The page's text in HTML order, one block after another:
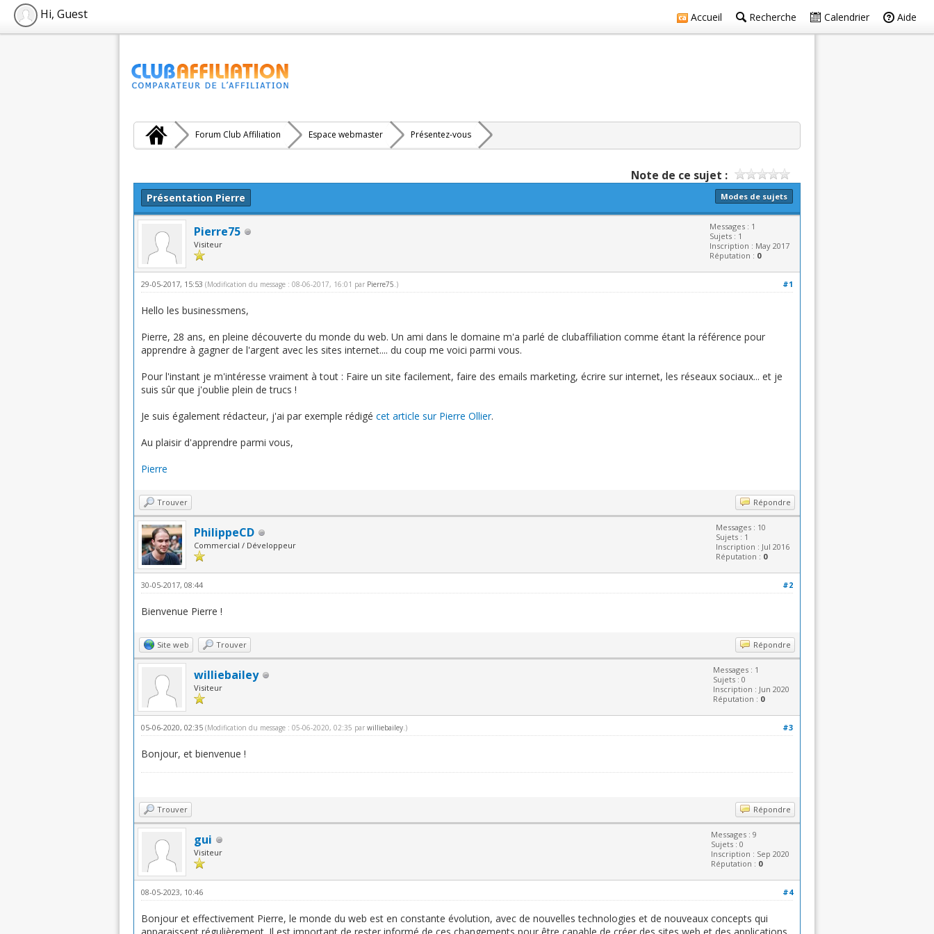
Accueil Recherche Calendrier Aide
Hi, Guest
Forum Club Affiliation Espace webmaster Présentez-vous
Note de ce sujet :
Modes de sujets
Présentation Pierre
Pierre75
Visiteur
Messages : 1
Sujets : 1
Inscription : May 2017
Réputation : 0
#1
29-05-2017, 15:53 (Modification du message : 08-06-2017, 16:01 par Pierre75.)
Hello les businessmens,
Pierre, 28 ans, en pleine découverte du monde du web. Un ami dans le domaine m'a parlé de clubaffiliation comme étant la référence pour
apprendre à gagner de l'argent avec les sites internet.... du coup me voici parmi vous.
Pour l'instant je m'intéresse vraiment à tout : Faire un site facilement, faire des emails marketing, écrire sur internet, les réseaux sociaux... et je
suis sûr que j'oublie plein de trucs !
Je suis également rédacteur, j'ai par exemple rédigé cet article sur Pierre Ollier.
Au plaisir d'apprendre parmi vous,
Pierre
Trouver Répondre
PhilippeCD
Commercial / Développeur
Messages : 10
Sujets : 1
Inscription : Jul 2016
Réputation : 0
#2
30-05-2017, 08:44
Bienvenue Pierre !
Site web Trouver Répondre
williebailey
Visiteur
Messages : 1
Sujets : 0
Inscription : Jun 2020
Réputation : 0
#3
05-06-2020, 02:35 (Modification du message : 05-06-2020, 02:35 par williebailey.)
Bonjour, et bienvenue !
Trouver Répondre
gui
Visiteur
Messages : 9
Sujets : 0
Inscription : Sep 2020
Réputation : 0
#4
08-05-2023, 10:46
Bonjour et effectivement Pierre, le monde du web est en constante évolution, avec de nouvelles technologies et de nouveaux concepts qui